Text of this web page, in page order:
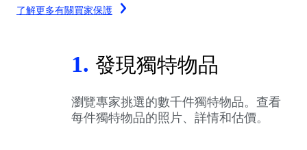
了解更多有關買家保護
1. 發現獨特物品
瀏覽專家挑選的數千件獨特物品。查看
每件獨特物品的照片、詳情和估價。